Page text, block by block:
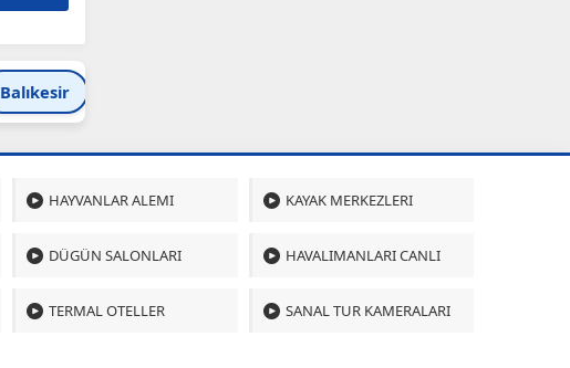
Balıkesir
HAYVANLAR ALEMI KAYAK MERKEZLERI
DÜGÜN SALONLARI HAVALIMANLARI CANLI
TERMAL OTELLER SANAL TUR KAMERALARI